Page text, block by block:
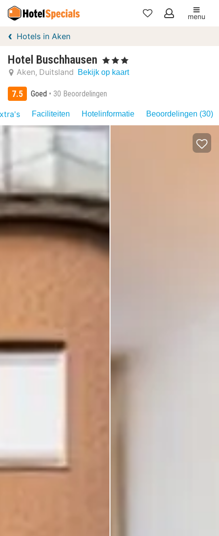
Mijn
menu
Hotels in Aken
Hotel Buschhausen , 3 Sterren
Aken Duitsland Bekijk op kaart
7.5 Goed 30 Beoordelingen
Faciliteiten Hotelinformatie Beoordelingen (30)